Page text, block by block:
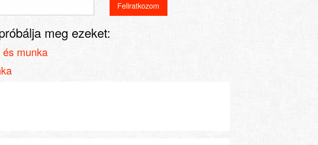
meg ezeket:
és munka